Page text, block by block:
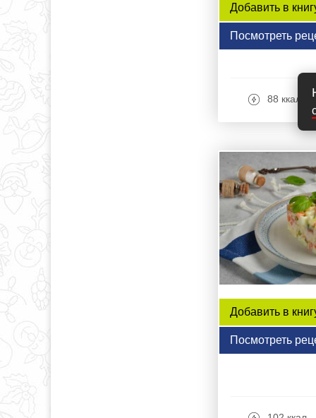
Добавить в
Посмотреть
88 ккал
Добавить в
Посмотреть